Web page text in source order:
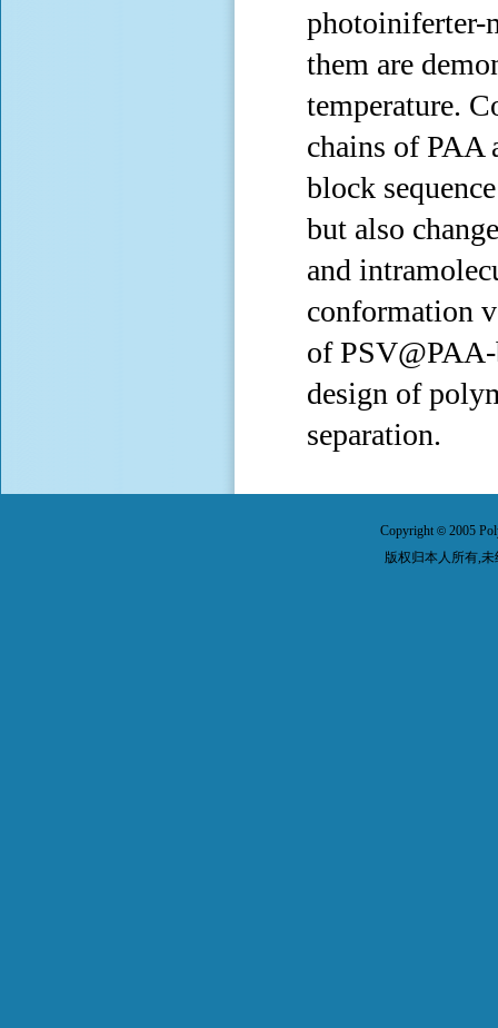
photoiniferter-
them are
temperature.
chains of PAA
block
but also
and
conformation
of
design of
separation.
Copyright© 2005
版权归本人所有,